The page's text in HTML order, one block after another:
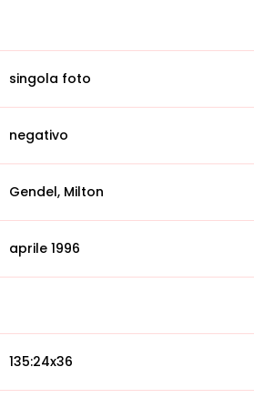
singola foto
negativo
Gendel, Milton
aprile 1996
135:24x36